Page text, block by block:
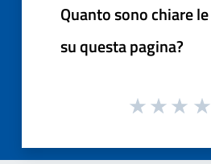
Quanto sono chiare
su questa pagina?